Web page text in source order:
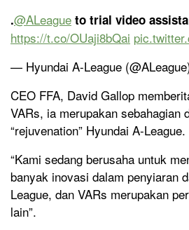
.@ALeague to trial video
https://t.co/OUaji8bQai
— Hyundai A-League
CEO FFA, David Gallop
VARs, ia merupakan sebahagian
“rejuvenation” Hyundai A-League.
“Kami sedang berusaha untuk
banyak inovasi dalam penyiaran
League, dan VARs merupakan
lain”.